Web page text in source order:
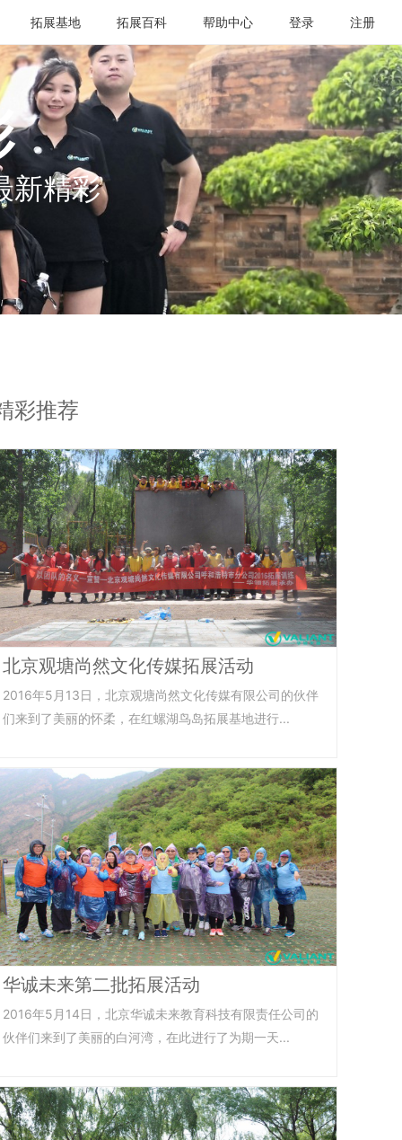
拓展基地 拓展百科 帮助中心 登录 注册
新精彩
彩推荐
北京观塘尚然文化传媒拓展活动
2016年5月13日，北京观塘尚然文化传媒有限公司的伙伴
们来到了美丽的怀柔，在红螺湖鸟岛拓展基地进行...
华诚未来第二批拓展活动
2016年5月14日，北京华诚未来教育科技有限责任公司的
伙伴们来到了美丽的白河湾，在此进行了为期一天...